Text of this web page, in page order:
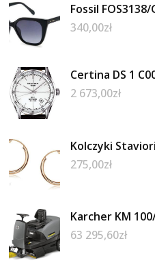
Fossil FOS3138/
340,00zł
Certina DS 1
2 673,00zł
Kolczyki
275,00zł
Karcher KM
63 295,60zł